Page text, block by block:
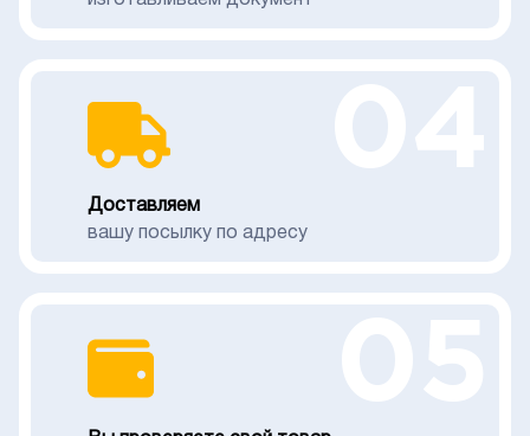
Доставляем
вашу посылку по адресу